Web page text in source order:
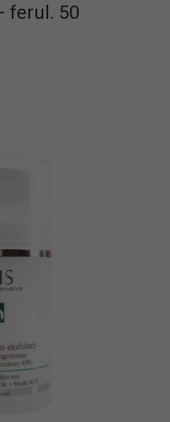
ferul. 50